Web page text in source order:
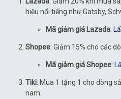
hiệu nổi tiếng như Gatsby,
Mã giảm giá Lazada:
Shopee: Giảm 15% cho các
Mã giảm giá Shopee:
Tiki: Mua 1 tặng 1 cho dòng
nam.